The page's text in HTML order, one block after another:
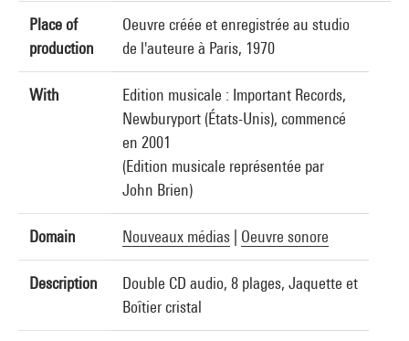
Place of
production
Oeuvre créée et enregistrée au studio
de l'auteure à Paris, 1970
With
Edition musicale : Important Records,
Newburyport (États-Unis), commencé
en 2001
(Edition musicale représentée par
John Brien)
Domain Nouveaux médias Oeuvre sonore
Description
Double CD audio, 8 plages, Jaquette et
Boîtier cristal